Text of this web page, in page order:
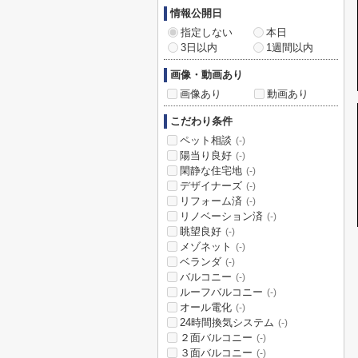
情報公開日
指定しない
本日
3日以内
1週間以内
画像・動画あり
画像あり
動画あり
こだわり条件
ペット相談 (-)
陽当り良好 (-)
閑静な住宅地 (-)
デザイナーズ (-)
リフォーム済 (-)
リノベーション済 (-)
眺望良好 (-)
メゾネット (-)
ベランダ (-)
バルコニー (-)
ルーフバルコニー (-)
オール電化 (-)
24時間換気システム (-)
２面バルコニー (-)
３面バルコニー (-)